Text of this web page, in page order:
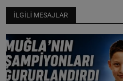
İLGILI MESAJLAR